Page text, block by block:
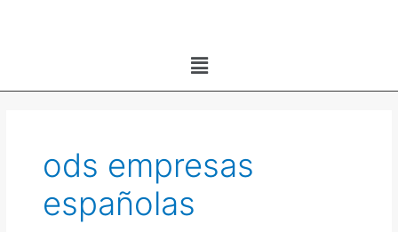
Menú
ods empresas
españolas